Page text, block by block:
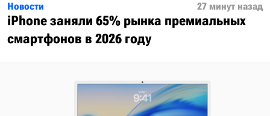
Новости 27 минут назад
iPhone заняли 65% рынка премиальных
смартфонов в 2026 году